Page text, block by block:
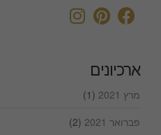
ארכיונים
מרץ 2021
(1)
פברואר 2021
(2)